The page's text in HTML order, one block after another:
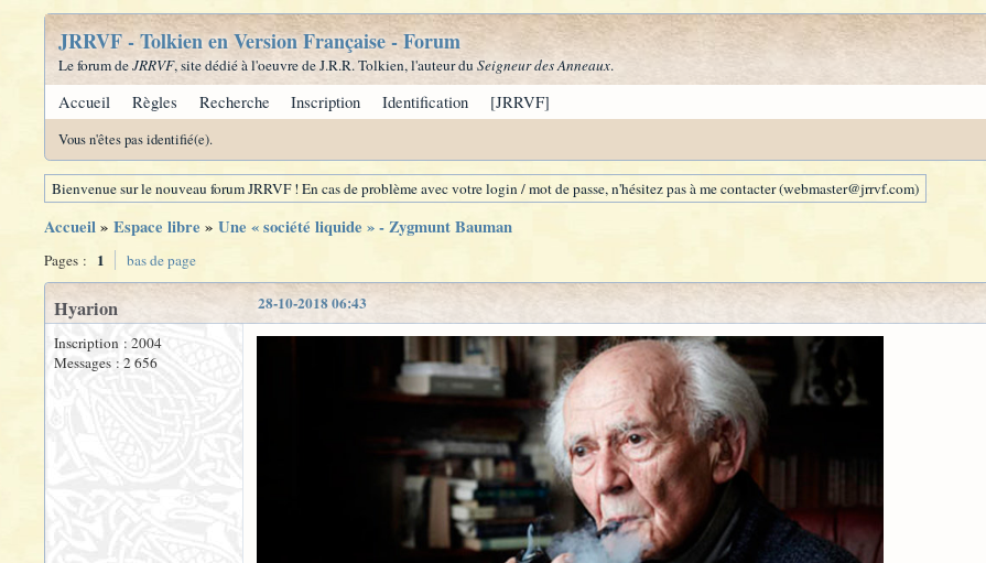
JRRVF - Tolkien en Version Française - Forum
Le forum deJRRVF, site dédié à l'oeuvre de J.R.R. Tolkien, l'auteur du Seigneur des Anneaux.
Accueil Règles Recherche Inscription Identification [JRRVF]
Vous n'êtes pas identifié(e).
Bienvenue sur le nouveau forum JRRVF ! En cas de problème avec votre login / mot de passe, n'hésitez pas à me contacter (webmaster@jrrvf.com)
Accueil» Espace libre » Une « société liquide » - Zygmunt Bauman
Pages : 1 bas de page
28-10-2018 06:43
Hyarion
Inscription : 2004
Messages : 2 656